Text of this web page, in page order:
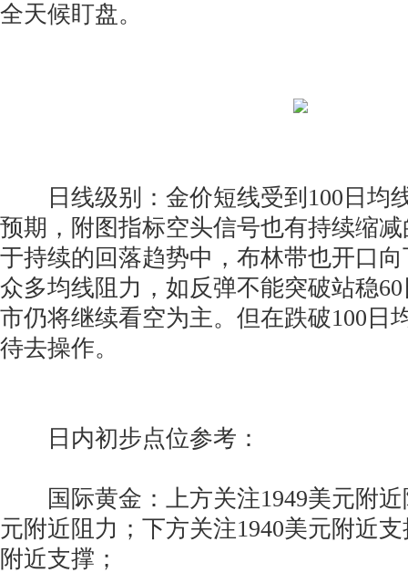
全天候盯盘。
日线级别：金价短线受到100日均
预期，附图指标空头信号也有持续缩
于持续的回落趋势中，布林带也开口
众多均线阻力，如反弹不能突破站稳
市仍将继续看空为主。但在跌破100日
待去操作。
日内初步点位参考：
国际黄金：上方关注1949美元附近
元附近阻力；下方关注1940美元附近
附近支撑；